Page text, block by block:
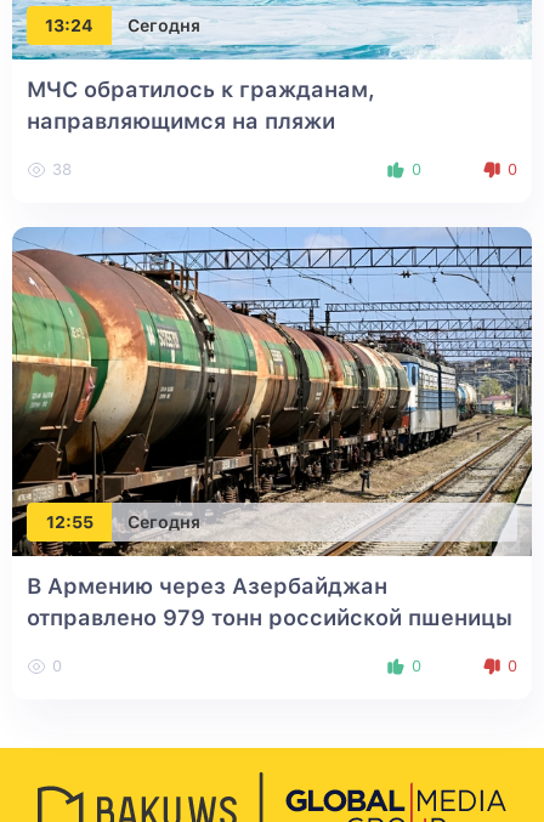
13:24 Сегодня
МЧС обратилось к гражданам,
направляющимся на пляжи
38 0 0
12:55 Сегодня
В Армению через Азербайджан
отправлено 979 тонн российской пшеницы
0 0 0